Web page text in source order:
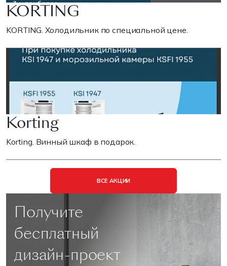
KORTING
KORTING. Холодильник по специальной цене.
Korting
Korting. Винный шкаф в подарок.
ВСЕ АКЦИИ
Получите
бесплатный
дизайн-проект